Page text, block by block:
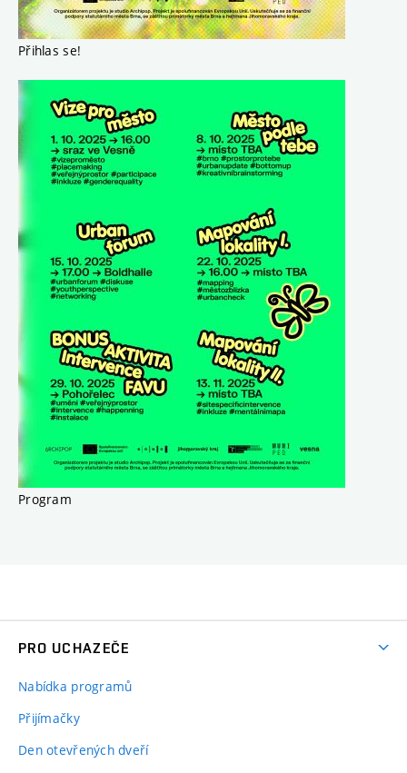
Přihlas se!
Program
PRO UCHAZEČE
Nabídka programů
Přijímačky
Den otevřených dveří